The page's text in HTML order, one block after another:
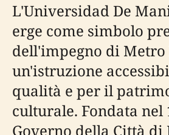
L'Universidad De
erge come simbolo
dell'impegno di
un'istruzione
qualità e per il
culturale. Fondata nel
Governo della Città di